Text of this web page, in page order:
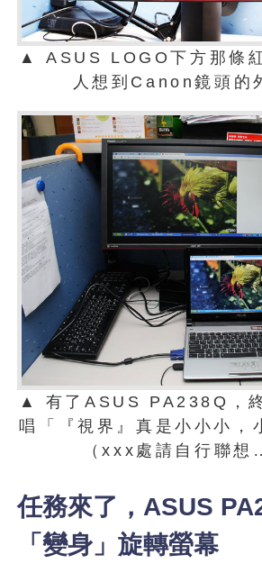
▲ ASUS LOGO下方那條
人想到Canon鏡頭的
▲ 有了ASUS PA238Q，
唱「『視界』真是小小小，
（xxx處請自行聯想
任務來了，ASUS
「變身」旋轉螢幕